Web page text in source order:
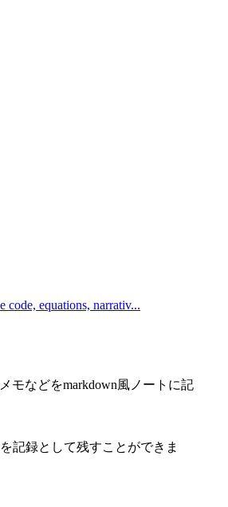
code, equations, narrativ...
モなどをmarkdown風ノートに記
記録として残すことができま